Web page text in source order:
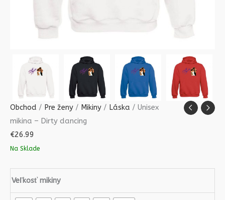
Obchod / Pre ženy / Mikiny / Láska / Unisex
mikina – Dirty dancing
€26.99
Na Sklade
Veľkosť mikiny